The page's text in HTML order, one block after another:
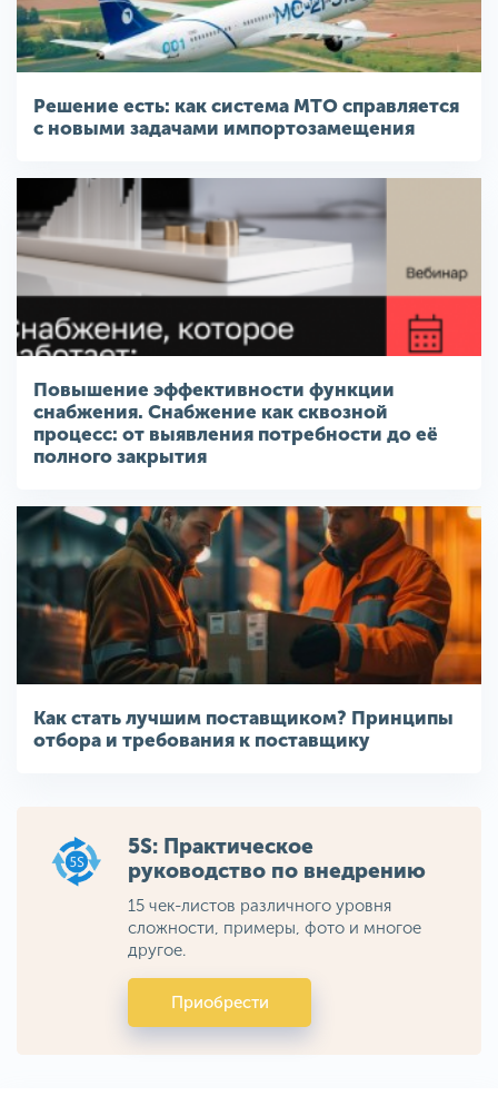
Решение есть: как система МТО справляется
с новыми задачами импортозамещения
Повышение эффективности функции
снабжения. Снабжение как сквозной
процесс: от выявления потребности до её
полного закрытия
Как стать лучшим поставщиком? Принципы
отбора и требования к поставщику
5S: Практическое
руководство по внедрению
15 чек-листов различного уровня
сложности, примеры, фото и многое
другое.
Приобрести